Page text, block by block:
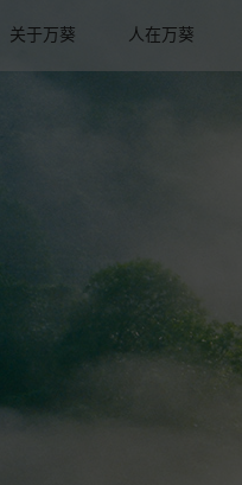
关于万葵 人在万葵